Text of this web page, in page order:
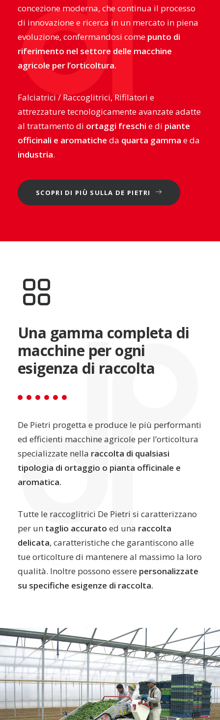
concezione moderna, che continua il processo
di innovazione e ricerca in un mercato in piena
evoluzione, confermandosi come punto di
riferimento nel settore delle macchine
agricole per l’orticoltura.
Falciatrici / Raccoglitrici, Rifilatori e
attrezzature tecnologicamente avanzate adatte
al trattamento di ortaggi freschi e di piante
officinali e aromatiche da quarta gamma e da
industria.
SCOPRI DI PIÙ SULLA DE PIETRI
Una gamma completa di
macchine per ogni
esigenza di raccolta
De Pietri progetta e produce le più performanti
ed efficienti macchine agricole per l’orticoltura
specializzate nella raccolta di qualsiasi
tipologia di ortaggio o pianta officinale e
aromatica.
Tutte le raccoglitrici De Pietri si caratterizzano
per un taglio accurato ed una raccolta
delicata, caratteristiche che garantiscono alle
tue orticolture di mantenere al massimo la loro
qualità. Inoltre possono essere personalizzate
su specifiche esigenze di raccolta.